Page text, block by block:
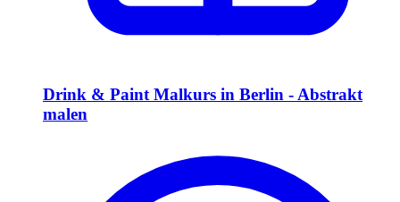
Drink & Paint Malkurs in Berlin - Abstrakt
malen